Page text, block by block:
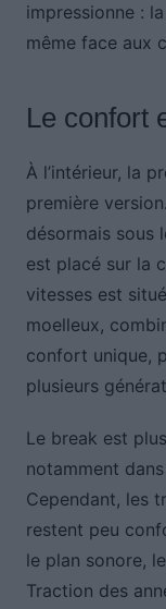
impressionne :
même face aux
Le confort
À l’intérieur, la
première
désormais sous
est placé sur la
vitesses est
moelleux,
confort unique,
plusieurs
Le break est
notamment
Cependant, les
restent peu
le plan sonore,
Traction des